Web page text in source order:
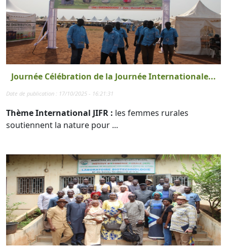
Journée Célébration de la Journée Internationale...
Date de publication : 17/10/2025 - 16:21:31
Thème International JIFR : les femmes rurales
soutiennent la nature pour ...